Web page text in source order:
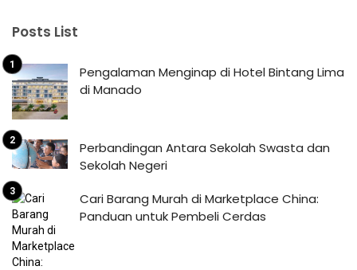
Posts List
Pengalaman Menginap di Hotel Bintang Lima
di Manado
Perbandingan Antara Sekolah Swasta dan
Sekolah Negeri
Cari Barang Murah di Marketplace China:
Panduan untuk Pembeli Cerdas